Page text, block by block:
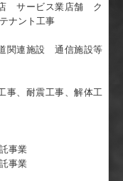
ビス業店舗 ク
ナント工事
施設 通信施設等
耐震工事、解体工
事業
事業